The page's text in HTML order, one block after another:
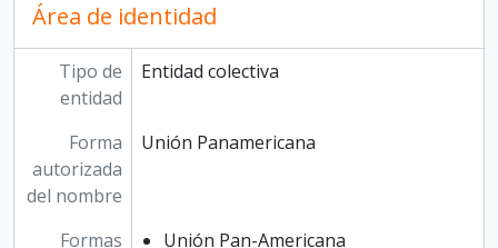
Área de identidad
Tipo de
entidad
Entidad colectiva
Forma
autorizada
del nombre
Unión Panamericana
Formas
Unión Pan-Americana